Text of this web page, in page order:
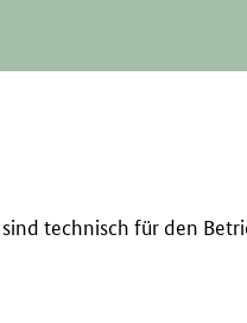
technisch für den